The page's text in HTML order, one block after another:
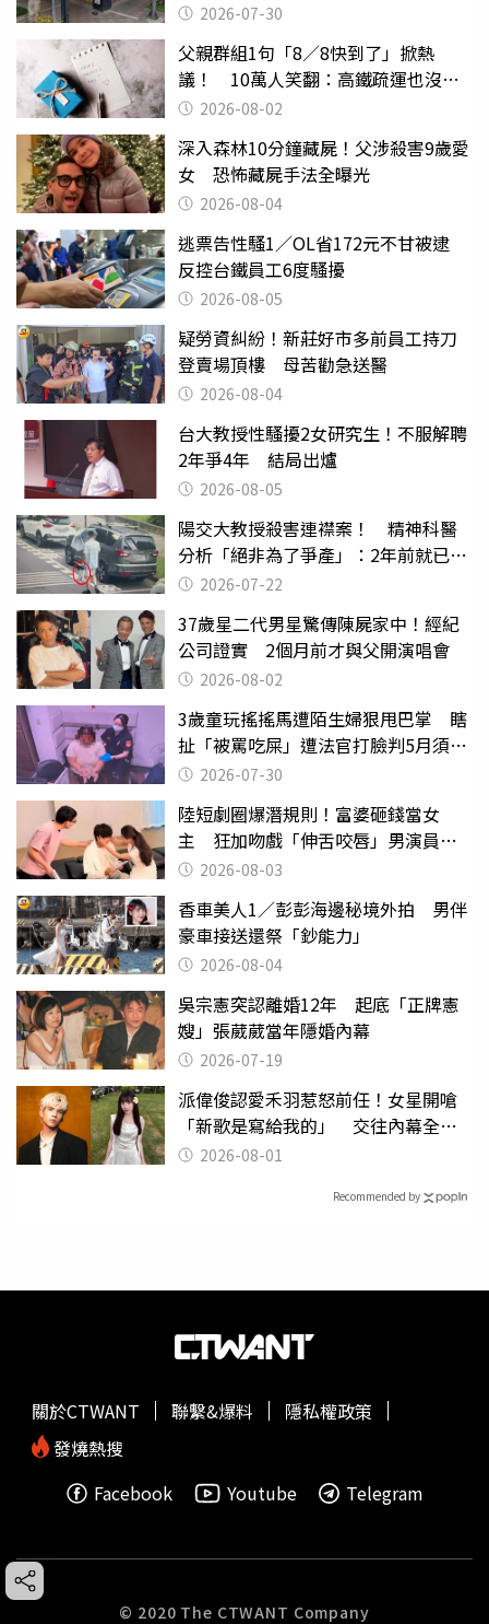
2026-07-30
父親群組1句「8／8快到了」掀熱
議！ 10萬人笑翻：高鐵疏運也沒列
父親節
2026-08-02
深入森林10分鐘藏屍！父涉殺害9歲愛
女 恐怖藏屍手法全曝光
2026-08-04
逃票告性騷1／OL省172元不甘被逮
反控台鐵員工6度騷擾
2026-08-05
疑勞資糾紛！新莊好市多前員工持刀
登賣場頂樓 母苦勸急送醫
2026-08-04
台大教授性騷擾2女研究生！不服解聘
2年爭4年 結局出爐
2026-08-05
陽交大教授殺害連襟案！ 精神科醫
分析「絕非為了爭產」：2年前就已言
行詭異
2026-07-22
37歲星二代男星驚傳陳屍家中！經紀
公司證實 2個月前才與父開演唱會
2026-08-02
3歲童玩搖搖馬遭陌生婦狠甩巴掌 瞎
扯「被罵吃屎」遭法官打臉判5月須入
監 2026-07-30
陸短劇圈爆潛規則！富婆砸錢當女
主 狂加吻戲「伸舌咬唇」男演員崩
潰 2026-08-03
香車美人1／彭彭海邊秘境外拍 男伴
豪車接送還祭「鈔能力」
2026-08-04
吳宗憲突認離婚12年 起底「正牌憲
嫂」張葳葳當年隱婚內幕
2026-07-19
派偉俊認愛禾羽惹怒前任！女星開嗆
「新歌是寫給我的」 交往內幕全說
了 2026-08-01
Recommended by
關於CTWANT 聯繫&爆料
隱私權政策
發燒熱搜
Facebook
Youtube Telegram
© 2020 The CTWANT Company